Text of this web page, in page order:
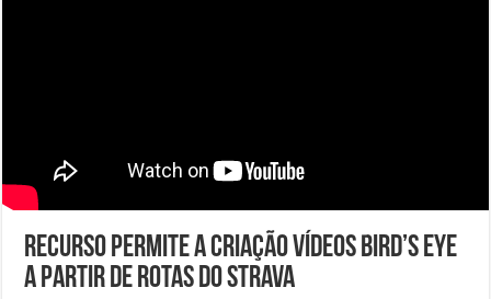
Recurso permite a criação vídeos bird’s eye
a partir de rotas do Strava